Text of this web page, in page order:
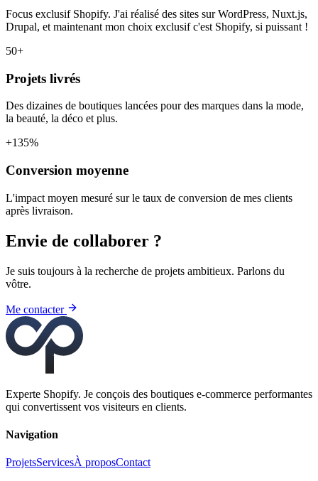
Focus exclusif Shopify. J'ai réalisé des sites sur WordPress, Nuxt.js,
Drupal, et maintenant mon choix exclusif c'est Shopify, si puissant !
50+
Projets livrés
Des dizaines de boutiques lancées pour des marques dans la mode,
la beauté, la déco et plus.
+135%
Conversion moyenne
L'impact moyen mesuré sur le taux de conversion de mes clients
après livraison.
Envie de collaborer ?
Je suis toujours à la recherche de projets ambitieux. Parlons du
vôtre.
Me contacter
Experte Shopify. Je conçois des boutiques e-commerce performantes
qui convertissent vos visiteurs en clients.
Navigation
ProjetsServicesÀ proposContact